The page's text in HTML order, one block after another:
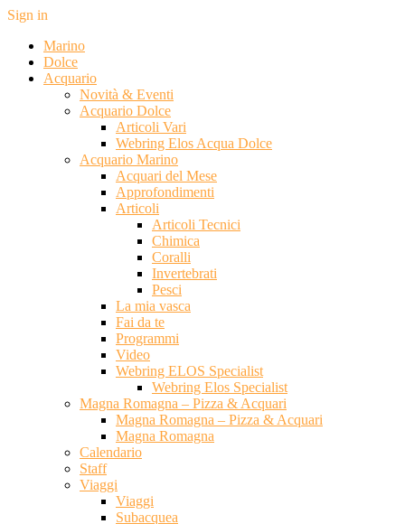
Sign in
Marino
Dolce
Acquario
Novità & Eventi
Acquario Dolce
Articoli Vari
Webring Elos Acqua Dolce
Acquario Marino
Acquari del Mese
Approfondimenti
Articoli
Articoli Tecnici
Chimica
Coralli
Invertebrati
Pesci
La mia vasca
Fai da te
Programmi
Video
Webring ELOS Specialist
Webring Elos Specialist
Magna Romagna – Pizza & Acquari
Magna Romagna – Pizza & Acquari
Magna Romagna
Calendario
Staff
Viaggi
Viaggi
Subacquea